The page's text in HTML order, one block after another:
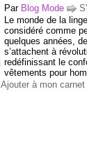
Par Blog Mode
Le monde de la
considéré comme
quelques années,
s’attachent à
redéfinissant le
vêtements pour
Ajouter à mon